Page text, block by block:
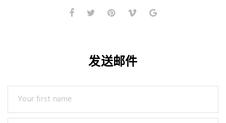
发送邮件
Your first name